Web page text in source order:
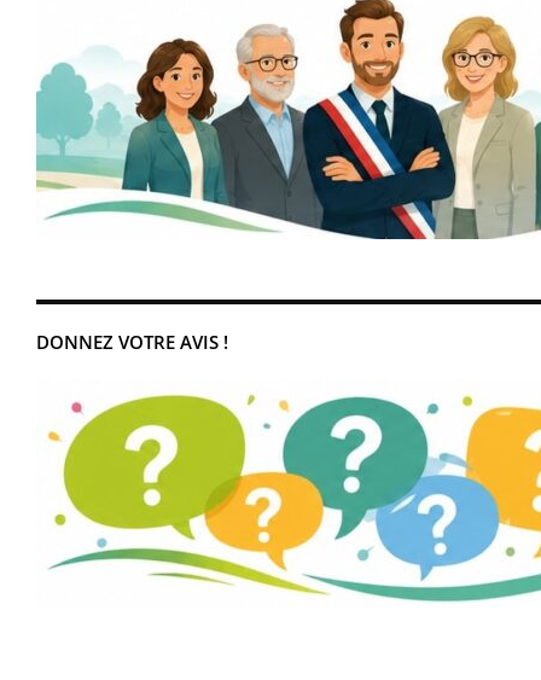
DONNEZ VOTRE AVIS !